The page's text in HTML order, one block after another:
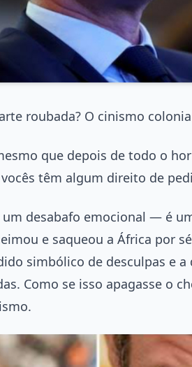
roubada? O cinismo
que depois de todo o
têm algum direito de
um desabafo emocional — é
e saqueou a África por
simbólico de desculpas e a
Como se isso apagasse o